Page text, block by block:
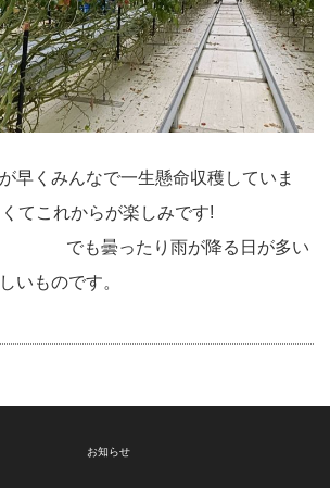
早くみんなで一生懸命収穫していま
てこれからが楽しみです!
たり雨が降る日が多い
てほしいものです。
お知らせ